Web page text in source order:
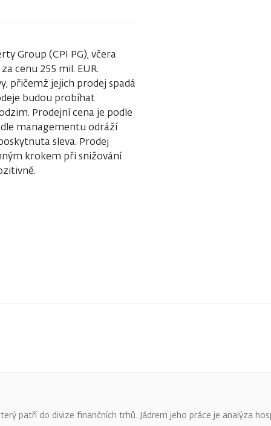
Group (CPI PG), včera
cenu 255 mil. EUR.
přičemž jejich prodej spadá
budou probíhat
Prodejní cena je podle
managementu odráží
sleva. Prodej
krokem při snižování
patří do divize finančních trhů. Jádrem jeho práce je analýza